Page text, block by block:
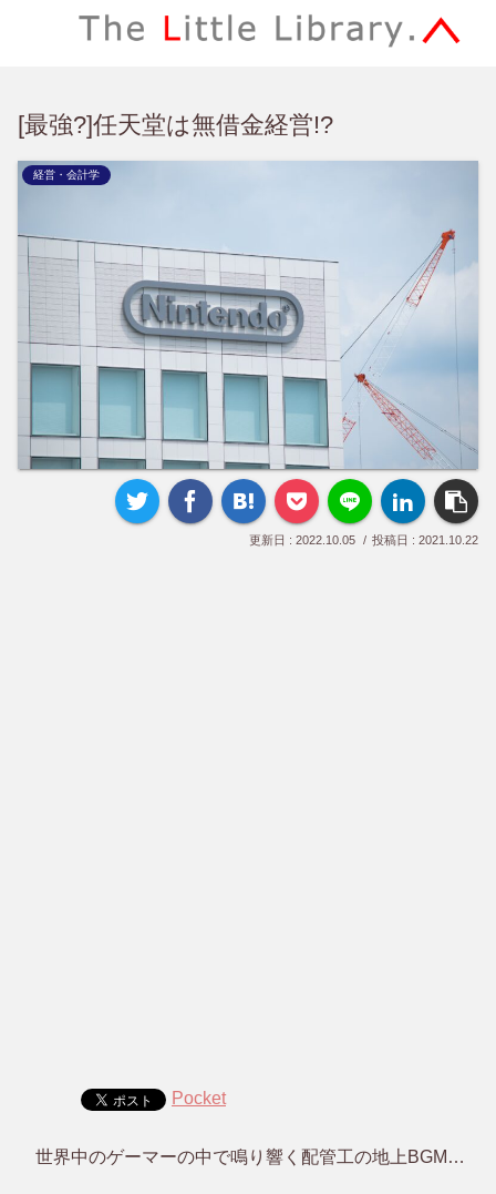
[最強?]任天堂は無借金経営!?
経営・会計学
2022.10.05 2021.10.22
Pocket
世界中のゲーマーの中で鳴り響く配管工の地上BGM…